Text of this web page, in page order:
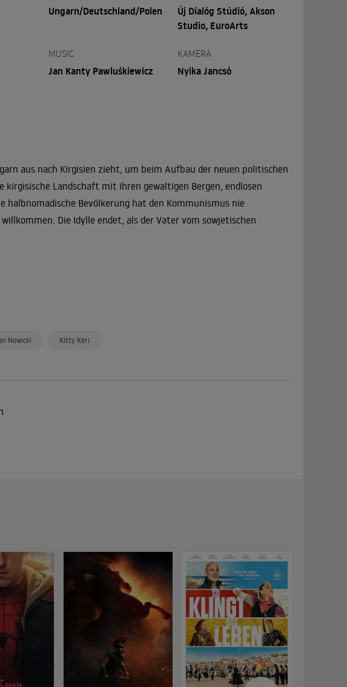
Ungarn/Deutschland/Polen
Új Dialóg Stúdió, Akson
Studio, EuroArts
MUSIC
Jan Kanty Pawluśkiewicz
KAMERA
Nyika Jancsó
aus nach Kirgisien zieht, um beim Aufbau der neuen politischen
Landschaft mit ihren gewaltigen Bergen, endlosen
halbnomadische Bevölkerung hat den Kommunismus nie
Die Idylle endet, als der Vater vom sowjetischen
Nowicki Kitty Kéri